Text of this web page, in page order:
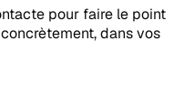
pour faire le point
dans vos